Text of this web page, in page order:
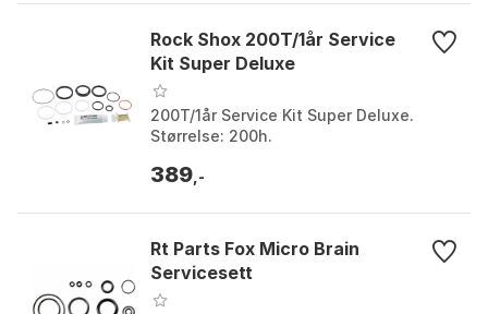
Rock Shox 200T/1år Service
Kit Super Deluxe
200T/1år Service Kit Super Deluxe.
Størrelse: 200h.
389 ,-
Rt Parts Fox Micro Brain
Servicesett